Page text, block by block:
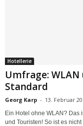
Hotellerie
Umfrage:
Standard
Georg Karp - 13. Februar
Ein Hotel ohne WLAN? Das
und Touristen! So ist es